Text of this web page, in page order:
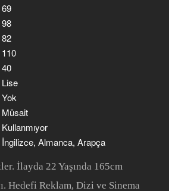
69
98
82
110
40
Lise
Yok
Müsait
Kullanmıyor
İngilizce, Almanca, Arapça
İlayda 22 Yaşında 165cm
Hedefi Reklam, Dizi ve Sinema